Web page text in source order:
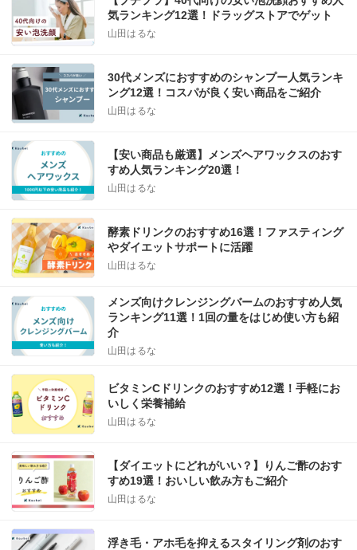
気ランキング12選！ドラッグストアでゲット
山田はるな
30代メンズにおすすめのシャンプー人気ランキ
ング12選！コスパが良く安い商品をご紹介
山田はるな
【安い商品も厳選】メンズヘアワックスのおす
すめ人気ランキング20選！
山田はるな
酵素ドリンクのおすすめ16選！ファスティング
やダイエットサポートに活躍
山田はるな
メンズ向けクレンジングバームのおすすめ人気
ランキング11選！1回の量をはじめ使い方も紹
介
山田はるな
ビタミンCドリンクのおすすめ12選！手軽にお
いしく栄養補給
山田はるな
【ダイエットにどれがいい？】りんご酢のおす
すめ19選！おいしい飲み方もご紹介
山田はるな
浮き毛・アホ毛を抑えるスタイリング剤のおす